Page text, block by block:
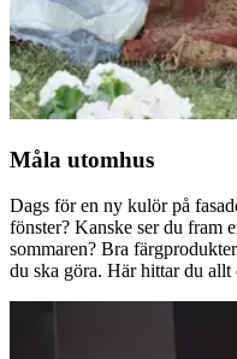
Måla utomhus
Dags för en ny kulör på
fönster? Kanske ser du fram
sommaren? Bra
du ska göra. Här hittar du